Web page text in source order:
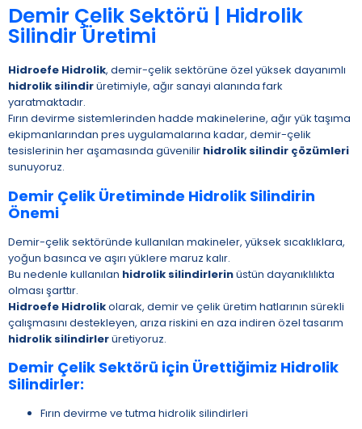
Demir Çelik Sektörü | Hidrolik
Silindir Üretimi
Hidroefe Hidrolik, demir-çelik sektörüne özel yüksek dayanımlı
hidrolik silindirüretimiyle, ağır sanayi alanında fark
yaratmaktadır.
Fırın devirme sistemlerinden hadde makinelerine, ağır yük taşıma
ekipmanlarından pres uygulamalarına kadar, demir-çelik
tesislerinin her aşamasında güvenilir hidrolik silindir çözümleri
sunuyoruz.
Demir Çelik Üretiminde Hidrolik Silindirin
Önemi
Demir-çelik sektöründe kullanılan makineler, yüksek sıcaklıklara,
yoğun basınca ve aşırı yüklere maruz kalır.
Bu nedenle kullanılan hidrolik silindirlerinüstün dayanıklılıkta
olması şarttır.
Hidroefe Hidrolikolarak, demir ve çelik üretim hatlarının sürekli
çalışmasını destekleyen, arıza riskini en aza indiren özel tasarım
hidrolik silindirlerüretiyoruz.
Demir Çelik Sektörü için Ürettiğimiz Hidrolik
Silindirler:
Fırın devirme ve tutma hidrolik silindirleri